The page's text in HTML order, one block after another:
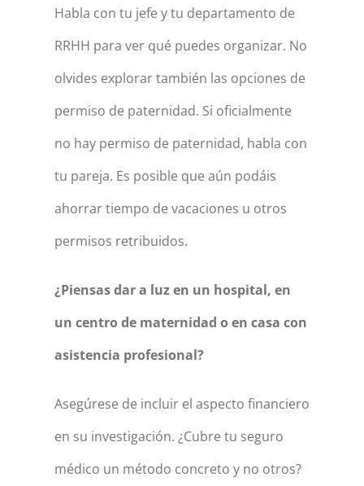
Habla con tu jefe y tu departamento de
RRHH para ver qué puedes organizar. No
olvides explorar también las opciones de
permiso de paternidad. Si oficialmente
no hay permiso de paternidad, habla con
tu pareja. Es posible que aún podáis
ahorrar tiempo de vacaciones u otros
permisos retribuidos.
¿Piensas dar a luz en un hospital, en
un centro de maternidad o en casa con
asistencia profesional?
Asegúrese de incluir el aspecto financiero
en su investigación. ¿Cubre tu seguro
médico un método concreto y no otros?